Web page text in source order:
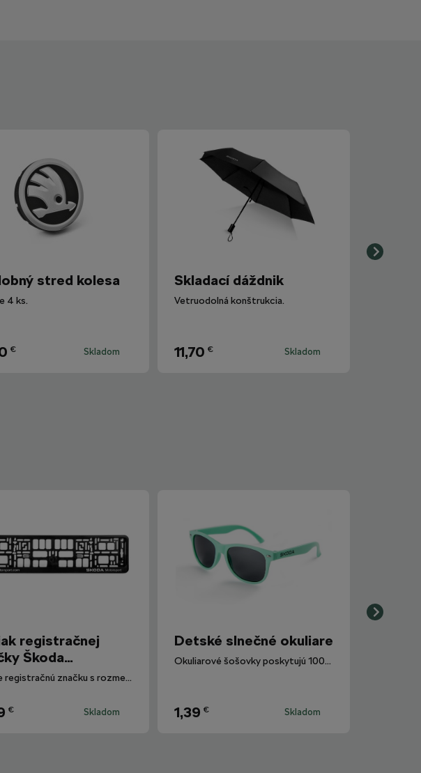
stred kolesa
4 ks.
€ Skladom
Skladací dáždnik
Vetruodolná konštrukcia.
11,70 € Skladom
registračnej
Škoda
Iba pre registračnú značku s rozmermi 520 mm x 110 mm.
€ Skladom
Detské slnečné okuliare
Okuliarové šošovky poskytujú 100% ochranu proti UV žiareniu.
1,39 € Skladom